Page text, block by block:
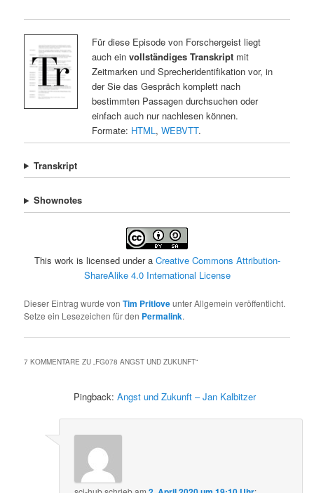
Für diese Episode von Forschergeist liegt
auch ein vollständiges Transkriptmit
Zeitmarken und Sprecheridentifikation vor, in
der Sie das Gespräch komplett nach
bestimmten Passagen durchsuchen oder
einfach auch nur nachlesen können.
Formate: HTML, WEBVTT.
Transkript
Shownotes
This work is licensed under a Creative Commons Attribution-
ShareAlike 4.0 International License
Dieser Eintrag wurde vonTim Pritloveunter Allgemein veröffentlicht.
Setze ein Lesezeichen für den Permalink.
7 KOMMENTARE ZU „FG078 ANGST UND ZUKUNFT“
Pingback:Angst und Zukunft – Jan Kalbitzer